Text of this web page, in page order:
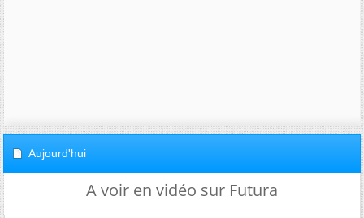
Aujourd'hui
A voir en vidéo sur Futura